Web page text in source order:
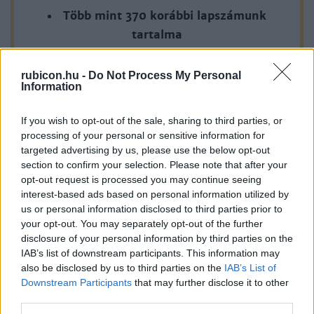
rubicon.hu - Do Not Process My Personal
Information
If you wish to opt-out of the sale, sharing to third parties, or
processing of your personal or sensitive information for
targeted advertising by us, please use the below opt-out
section to confirm your selection. Please note that after your
opt-out request is processed you may continue seeing
interest-based ads based on personal information utilized by
us or personal information disclosed to third parties prior to
your opt-out. You may separately opt-out of the further
disclosure of your personal information by third parties on the
IAB’s list of downstream participants. This information may
also be disclosed by us to third parties on the IAB’s List of
Downstream Participants that may further disclose it to other
étkezéseinek pecsétjei piszkították be.
Állapota kétségtelenül meghatotta környezetének tagjait,
szüntelenül fenyegetett
Több mint 370 korábbi lapszámunk
tartalma
Hirdetésmentes olvasó felület
Kedvenc cikkek elmentése, könyvjelzők
Az első hónap csak 200 Ft-ba kerül. Próbálja
ki!
KIPRÓBÁLOM 200 FT-ÉRT
Már előfizetőnk?Ha már regisztrált a Rubicon
Online-on, kattintson ide:BELÉPÉS.Ha még nem
rendelkezik felhasználói fiókkal, kattintson ide:
REGISZTRÁCIÓ.